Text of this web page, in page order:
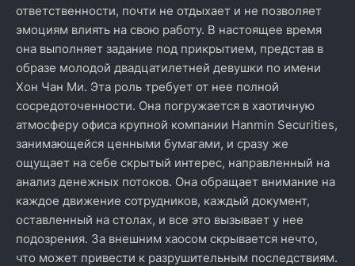
ответственности, почти не отдыхает и не позволяет
эмоциям влиять на свою работу. В настоящее время
она выполняет задание под прикрытием, представ в
образе молодой двадцатилетней девушки по имени
Хон Чан Ми. Эта роль требует от нее полной
сосредоточенности. Она погружается в хаотичную
атмосферу офиса крупной компании Hanmin Securities,
занимающейся ценными бумагами, и сразу же
ощущает на себе скрытый интерес, направленный на
анализ денежных потоков. Она обращает внимание на
каждое движение сотрудников, каждый документ,
оставленный на столах, и все это вызывает у нее
подозрения. За внешним хаосом скрывается нечто,
что может привести к разрушительным последствиям.